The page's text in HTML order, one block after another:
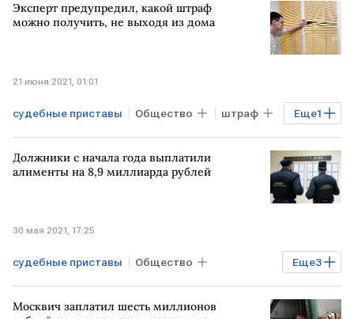
Эксперт предупредил, какой штраф
можно получить, не выходя из дома
21 июня 2021, 01:01
Еще1
судебные приставы Общество штраф
курение
Должники с начала года выплатили
алименты на 8,9 миллиарда рублей
30 мая 2021, 17:25
Еще3
судебные приставы Общество
Финансы взыскание долги
Москвич заплатил шесть миллионов